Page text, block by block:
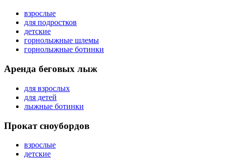
взрослые
для подростков
детские
горнолыжные шлемы
горнолыжные ботинки
Аренда беговых лыж
для взрослых
для детей
лыжные ботинки
Прокат сноубордов
взрослые
детские